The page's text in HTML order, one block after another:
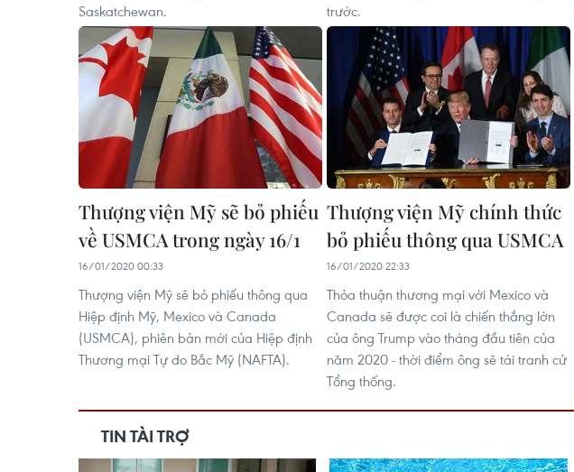
Saskatchewan.
trước.
Thượng viện Mỹ sẽ bỏ phiếu
về USMCA trong ngày 16/1
16/01/2020 00:33
Thượng viện Mỹ sẽ bỏ phiếu thông qua
Hiệp định Mỹ, Mexico và Canada
(USMCA), phiên bản mới của Hiệp định
Thương mại Tự do Bắc Mỹ (NAFTA).
Thượng viện Mỹ chính thức
bỏ phiếu thông qua USMCA
16/01/2020 22:33
Thỏa thuận thương mại với Mexico và
Canada sẽ được coi là chiến thắng lớn
của ông Trump vào tháng đầu tiên của
năm 2020 - thời điểm ông sẽ tái tranh cử
Tổng thống.